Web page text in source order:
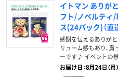
イトマン ありが
フト/ノベルティ/
ス(24パック)（直
感謝を伝えるありが
リューム感もあり、
ーです♪ イベントの
お届け日：8月24日（月